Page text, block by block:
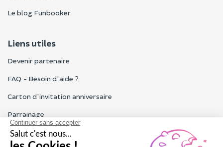
Le blog Funbooker
Liens utiles
Devenir partenaire
FAQ - Besoin d'aide ?
Carton d'invitation anniversaire
Parrainage
Tous les avis Funbooker